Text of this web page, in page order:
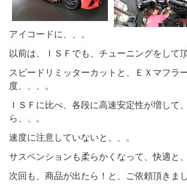
アイコードに、、。
以前は、ＩＳＦでも、チューニングをして
スピードリミッターカットと、ＥＸマフラ
度、、、。
ＩＳＦに比べ、各段に高速安定性が増して
ら、、。
速度に注意していないと、、。
サスペンションも柔らかくなって、快適と、
次回も、商品が出たら！と、ご依頼頂きま